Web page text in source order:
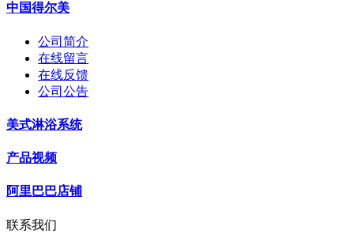
中国得尔美
公司简介
在线留言
在线反馈
公司公告
美式淋浴系统
产品视频
阿里巴巴店铺
联系我们